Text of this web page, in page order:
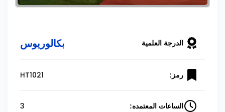
الدرجة العلمية بكالوريوس
رمز: HT1021
الساعات المعتمده: 3